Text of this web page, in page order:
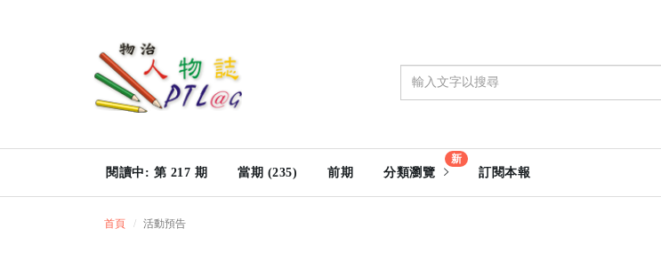
閱讀中: 第 217 期 當期 (235) 前期 分類瀏覽
新
訂閱本報
首頁 活動預告